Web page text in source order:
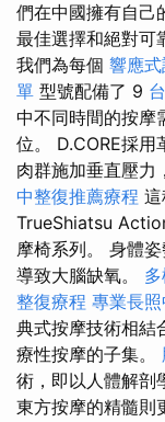
們在中國擁有自己
最佳選擇和絕對可
我們為每個 響應
單 型號配備了 9
中不同時間的按摩
位。 D.CORE採
肉群施加垂直壓力
中整復推薦療程
TrueShiatsu
摩椅系列。 身體
導致大腦缺氧。
整復療程 專業長
典式按摩技術相結
療性按摩的子集。
術，即以人體解剖
東方按摩的精髓則